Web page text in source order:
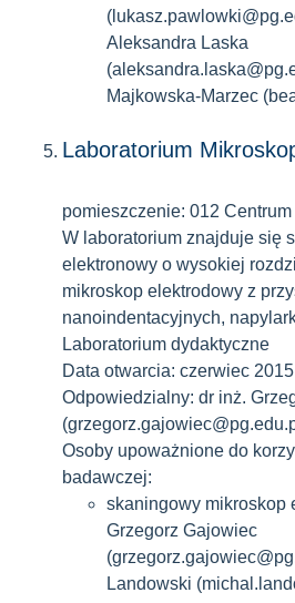
Aleksandra Laska
Majkowska-Marzec
Laboratorium
pomieszczenie: 012
W laboratorium znajduje się
elektronowy o wysokiej
mikroskop elektrodowy z
nanoindentacyjnych,
Laboratorium dydaktyczne
Data otwarcia: czerwiec 2015
Odpowiedzialny: dr inż.
Osoby upoważnione do
badawczej:
skaningowy mikroskop
Grzegorz Gajowiec
Landowski